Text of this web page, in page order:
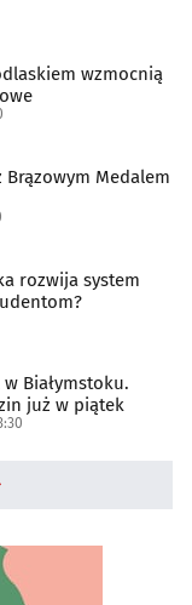
wzmocnią
Medalem
rozwija system
w Białymstoku.
już w piątek